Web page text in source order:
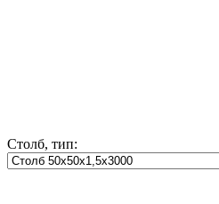
Столб, тип: